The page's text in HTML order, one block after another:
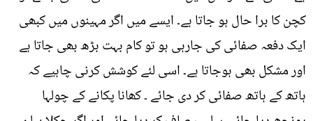
کچن کا برا حال ہو جاتا ہے۔ ایسے میں اگر مہینوں میں کبھی
ایک دفعہ صفائی کی جارہی ہو تو کام بہت بڑھ بھی جاتا ہے
اور مشکل بھی ہوجاتا ہے۔ اسی لئے کوشش کرنی چاہیے کہ
ہاتھ کے ہاتھ صفائی کر دی جائے ۔ کھانا پکانے کے چولہا